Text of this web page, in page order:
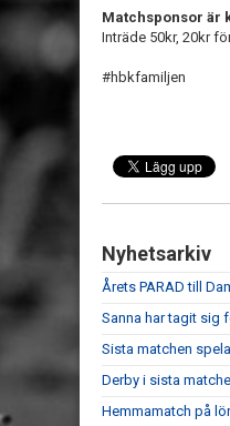
Matchsponsor är
Inträde 50kr, 20kr
#hbkfamiljen
Nyhetsarkiv
Årets PARAD till
Sanna har tagit sig
Sista matchen
Derby i sista
Hemmamatch på